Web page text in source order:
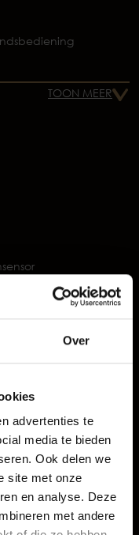
Over
advertenties te
media te bieden
Ook delen we
site met onze
en analyse. Deze
met andere
TOON MEER
TOON MEER